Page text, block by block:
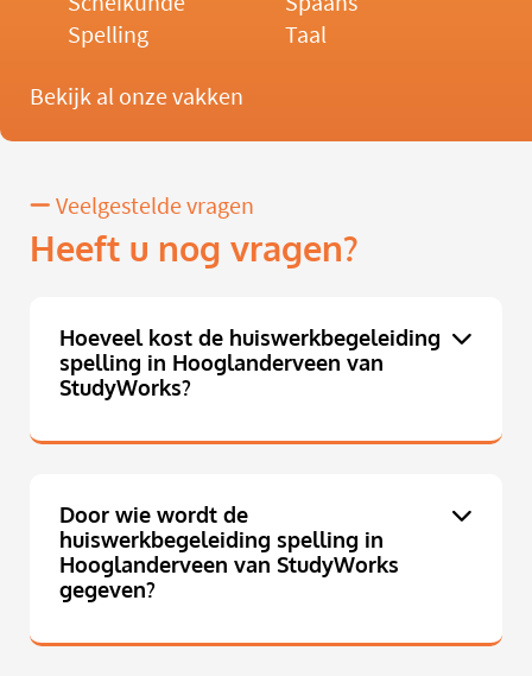
Spelling
Taal
Bekijk al onze vakken
Veelgestelde vragen
Heeft u nog vragen?
Hoeveel kost de huiswerkbegeleiding
spelling in Hooglanderveen van
StudyWorks?
Door wie wordt de
huiswerkbegeleiding spelling in
Hooglanderveen van StudyWorks
gegeven?